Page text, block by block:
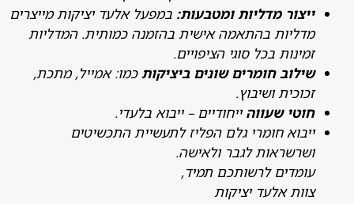
מדליות ומטבעות:במפעל אלעד יציקות מייצרים
בהתאמה אישית בהזמנה כמותית. המדליות
בכל סוגי הציפויים.
חומרים שונים ביציקותכמו: אמייל, מתכת,
ושיבוץ.
שעווה ייחודיים – ייבוא בלעדי.
חומרי גלם הפליז לתעשיית התכשיטים
לגבר ולאישה.
לרשותכם תמיד,
אלעד יציקות